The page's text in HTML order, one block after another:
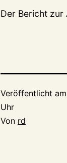
Der Bericht zur
Veröffentlicht am
Uhr
Von rd